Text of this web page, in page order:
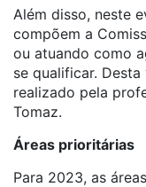
Além disso, neste
compõem a
ou atuando como
se qualificar.
realizado pela
Tomaz.
Áreas prioritárias
Para 2023, as